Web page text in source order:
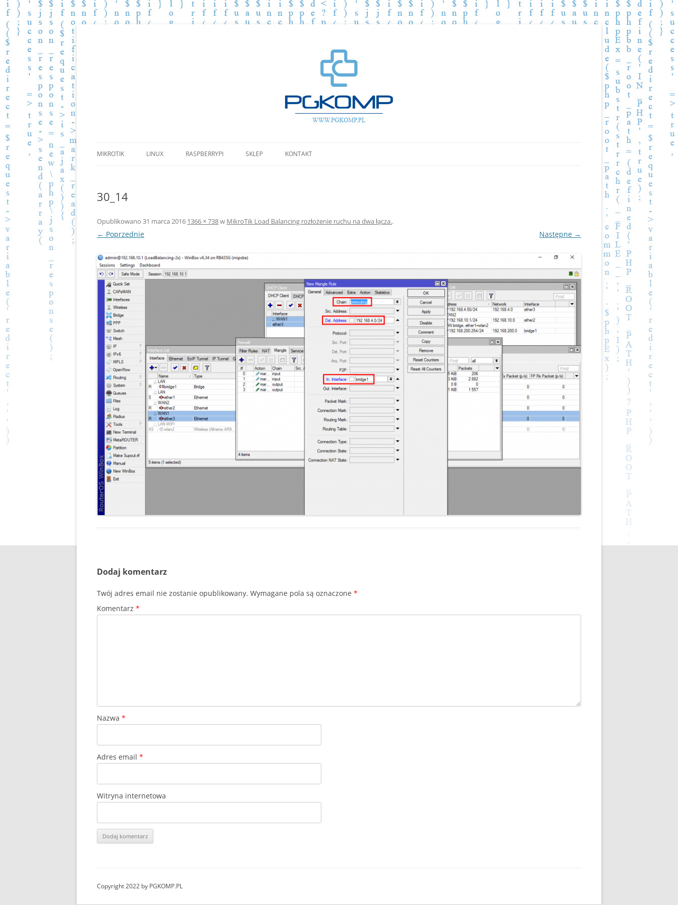
MIKROTIK LINUX RASPBERRYPI SKLEP KONTAKT
30_14
Opublikowano 31 marca 2016 1366 × 738w MikroTik Load Balancing rozłożenie ruchu na dwa łącza..
← Poprzednie Następne →
Dodaj komentarz
Twój adres email nie zostanie opublikowany. Wymagane pola są oznaczone *
Komentarz *
Nazwa *
Adres email *
Witryna internetowa
Copyright 2022 by PGKOMP.PL